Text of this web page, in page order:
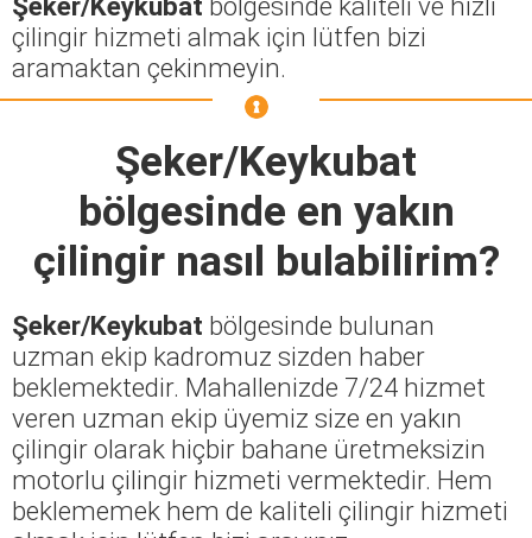
çilingir hizmeti almak için lütfen bizi
aramaktan çekinmeyin.
Şeker/Keykubat
bölgesinde en yakın
çilingir nasıl bulabilirim?
Şeker/Keykubat bölgesinde bulunan
uzman ekip kadromuz sizden haber
beklemektedir. Mahallenizde 7/24 hizmet
veren uzman ekip üyemiz size en yakın
çilingir olarak hiçbir bahane üretmeksizin
motorlu çilingir hizmeti vermektedir. Hem
beklememek hem de kaliteli çilingir hizmeti